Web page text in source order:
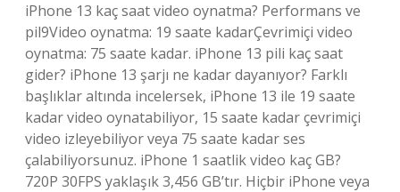
iPhone 13 kaç saat video oynatma? Performans ve
pil9Video oynatma: 19 saate kadarÇevrimiçi video
oynatma: 75 saate kadar. iPhone 13 pili kaç saat
gider? iPhone 13 şarjı ne kadar dayanıyor? Farklı
başlıklar altında incelersek, iPhone 13 ile 19 saate
kadar video oynatabiliyor, 15 saate kadar çevrimiçi
video izleyebiliyor veya 75 saate kadar ses
çalabiliyorsunuz. iPhone 1 saatlik video kaç GB?
720P 30FPS yaklaşık 3,456 GB’tır. Hiçbir iPhone veya